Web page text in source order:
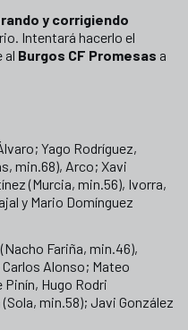
y corrigiendo
Intentará hacerlo el
al Burgos CF Promesas a
Yago Rodríguez,
min.68), Arco; Xavi
(Murcia, min.56), Ivorra,
y Mario Domínguez
Fariña, min.46),
Alonso; Mateo
Pinín, Hugo Rodri
min.58); Javi González